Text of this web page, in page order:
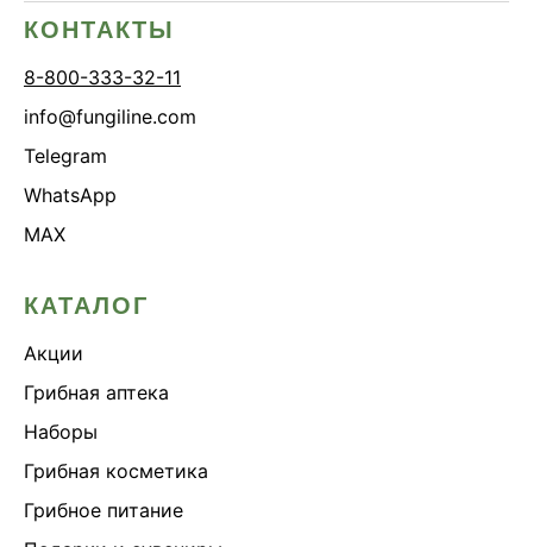
КОНТАКТЫ
8-800-333-32-11
info@fungiline.com
Telegram
WhatsApp
MAX
КАТАЛОГ
Акции
Грибная аптека
Наборы
Грибная косметика
Грибное питание